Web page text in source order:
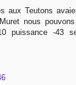
aux Teutons
nous
-43